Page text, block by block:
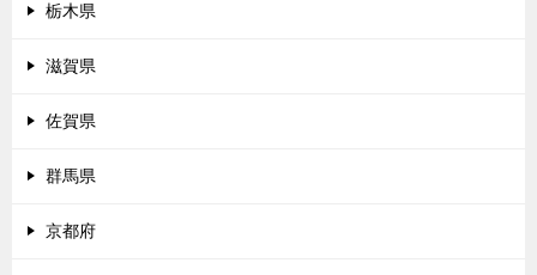
栃木県
滋賀県
佐賀県
群馬県
京都府